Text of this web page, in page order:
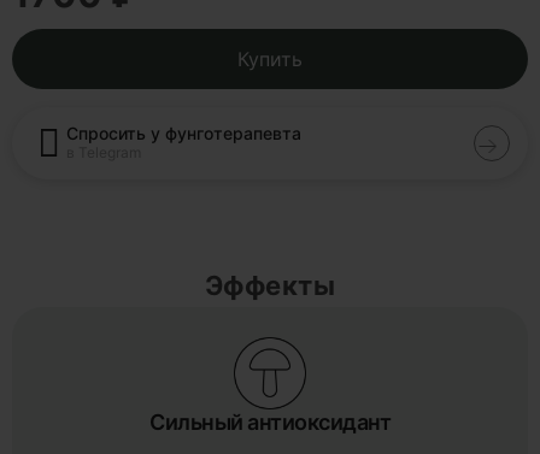
Купить
Спросить у фунготерапевта
Эффекты
Сильный антиоксидант